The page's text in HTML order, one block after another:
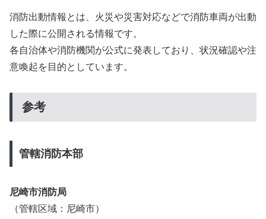
消防出動情報とは、火災や災害対応などで消防車両が出動
した際に公開される情報です。
各自治体や消防機関が公式に発表しており、状況確認や注
意喚起を目的としています。
参考
管轄消防本部
尼崎市消防局
（管轄区域：尼崎市）